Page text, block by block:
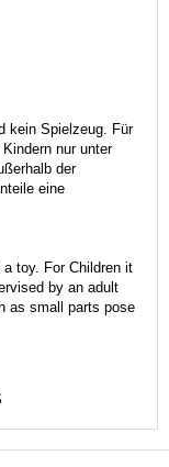
kein Spielzeug. Für
nur unter
der
eine
toy. For Children it
by an adult
as small parts pose